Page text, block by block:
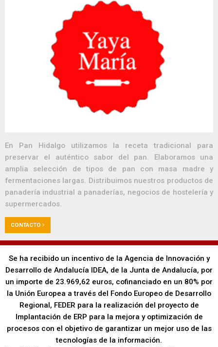
En Pan Hidalgo utilizamos la receta tradicional para
preservar el auténtico sabor del pan. Elaboramos una
amplia selección de tipos de pan con masa madre y
fermentaciones largas. Distribuimos nuestros productos de
panadería industrial a panaderías, negocios de hostelería y
supermercados.
CONTACTO
Se ha recibido un incentivo de la Agencia de Innovación y
Desarrollo de Andalucía IDEA, de la Junta de Andalucía, por
un importe de 23.969,62 euros, cofinanciado en un 80% por
la Unión Europea a través del Fondo Europeo de Desarrollo
Regional, FEDER para la realización del proyecto de
Implantación de ERP para la mejora y optimización de
procesos con el objetivo de garantizar un mejor uso de las
tecnologías de la información.